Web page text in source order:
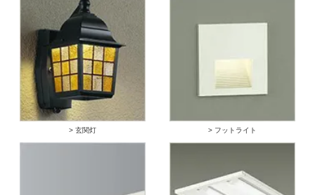
> 玄関灯 > フットライト